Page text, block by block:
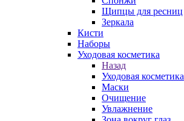
Щипцы для ресниц
Зеркала
Кисти
Наборы
Уходовая косметика
Назад
Уходовая косметика
Маски
Очищение
Увлажнение